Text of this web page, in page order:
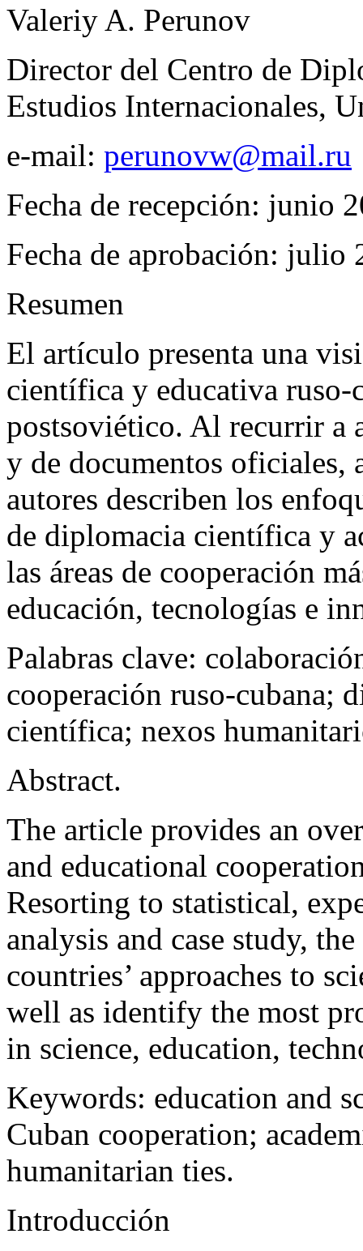
Valeriy A. Perunov
Director del Centro de
Estudios Internacionales,
e-mail: perunovw@mail.ru
Fecha de recepción: junio
Fecha de aprobación: julio
Resumen
El artículo presenta una
científica y educativa ruso-
postsoviético. Al recurrir a
y de documentos oficiales,
autores describen los
de diplomacia científica y
las áreas de cooperación
educación, tecnologías e
Palabras clave:
cooperación ruso-cubana;
científica; nexos
Abstract.
The article provides an
and educational
Resorting to statistical,
analysis and case study,
countries’ approaches to
well as identify the most
in science, education,
Keywords: education and
Cuban cooperation;
humanitarian ties.
Introducción